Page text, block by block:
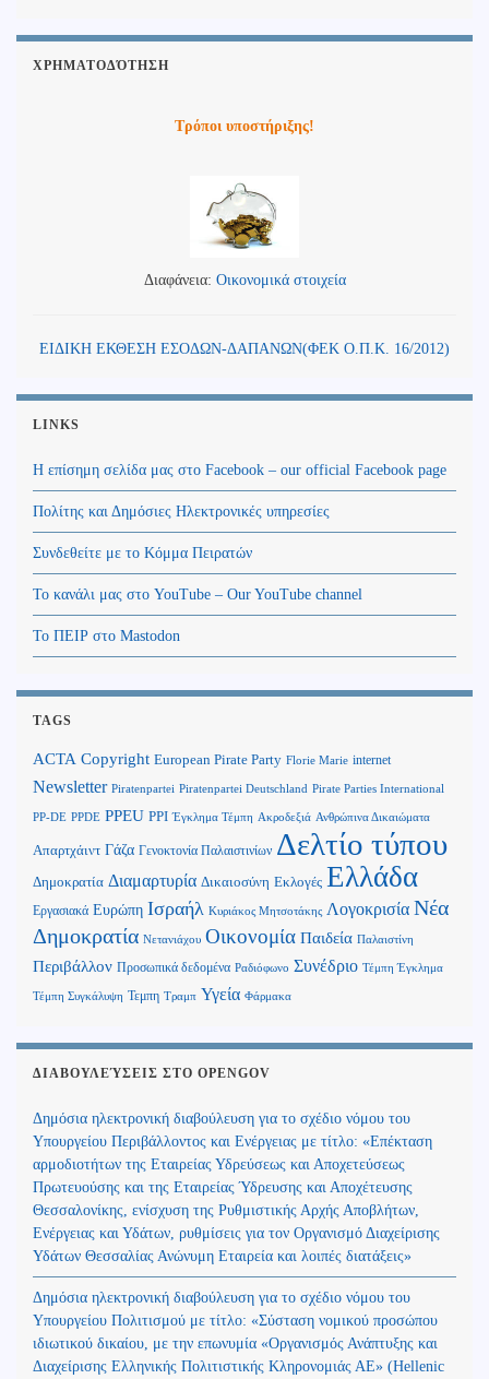
ΧΡΗΜΑΤΟΔΌΤΗΣΗ
Τρόποι υποστήριξης!
Διαφάνεια: Οικονομικά στοιχεία
ΕΙΔΙΚΗ ΕΚΘΕΣΗ ΕΣΟΔΩΝ-ΔΑΠΑΝΩΝ(ΦΕΚ Ο.Π.Κ. 16/2012)
LINKS
Η επίσημη σελίδα μας στο Facebook – our official Facebook page
Πολίτης και Δημόσιες Ηλεκτρονικές υπηρεσίες
Συνδεθείτε με το Κόμμα Πειρατών
Το κανάλι μας στο YouTube – Our YouTube channel
Το ΠΕΙΡ στο Mastodon
TAGS
ACTA Copyright European Pirate Party Florie Marie internet
Newsletter Piratenpartei Piratenpartei Deutschland Pirate Parties International
PP-DE PPDE PPEU PPI Έγκλημα Τέμπη Ακροδεξιά Ανθρώπινα Δικαιώματα
Απαρτχάιντ Γάζα Γενοκτονία Παλαιστινίων Δελτίο τύπου
Δημοκρατία Διαμαρτυρία Δικαιοσύνη Εκλογές Ελλάδα
Εργασιακά Ευρώπη Ισραήλ Κυριάκος Μητσοτάκης Λογοκρισία Νέα
Δημοκρατία Νετανιάχου Οικονομία Παιδεία Παλαιστίνη
Περιβάλλον Προσωπικά δεδομένα Ραδιόφωνο Συνέδριο Τέμπη Έγκλημα
Τέμπη Συγκάλυψη Τεμπη Τραμπ Υγεία Φάρμακα
ΔΙΑΒΟΥΛΕΎΣΕΙΣ ΣΤΟ OPENGOV
Δημόσια ηλεκτρονική διαβούλευση για το σχέδιο νόμου του
Υπουργείου Περιβάλλοντος και Ενέργειας με τίτλο: «Επέκταση
αρμοδιοτήτων της Εταιρείας Υδρεύσεως και Αποχετεύσεως
Πρωτευούσης και της Εταιρείας Ύδρευσης και Αποχέτευσης
Θεσσαλονίκης, ενίσχυση της Ρυθμιστικής Αρχής Αποβλήτων,
Ενέργειας και Υδάτων, ρυθμίσεις για τον Οργανισμό Διαχείρισης
Υδάτων Θεσσαλίας Ανώνυμη Εταιρεία και λοιπές διατάξεις»
Δημόσια ηλεκτρονική διαβούλευση για το σχέδιο νόμου του
Υπουργείου Πολιτισμού με τίτλο: «Σύσταση νομικού προσώπου
ιδιωτικού δικαίου, με την επωνυμία «Οργανισμός Ανάπτυξης και
Διαχείρισης Ελληνικής Πολιτιστικής Κληρονομιάς ΑΕ» (Hellenic